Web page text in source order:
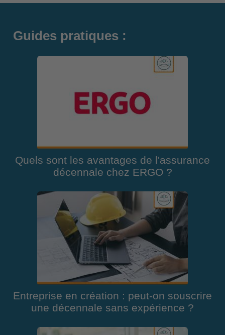
Guides pratiques :
Quels sont les avantages de l'assurance
décennale chez ERGO ?
Entreprise en création : peut-on souscrire
une décennale sans expérience ?